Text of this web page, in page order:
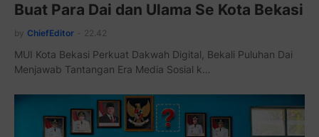
Buat Para Dai dan Ulama Se Kota Bekasi
by ChiefEditor 22.42
MUI Kota Bekasi Perkuat Dakwah Digital, Bekali Puluhan Dai
Menjawab Tantangan Era Media Sosial k…